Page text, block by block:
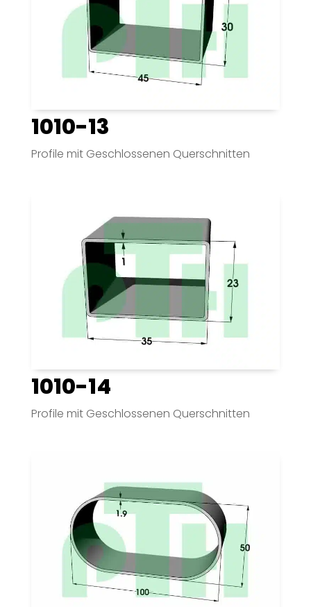
1010-13
Profile mit Geschlossenen Querschnitten
1010-14
Profile mit Geschlossenen Querschnitten